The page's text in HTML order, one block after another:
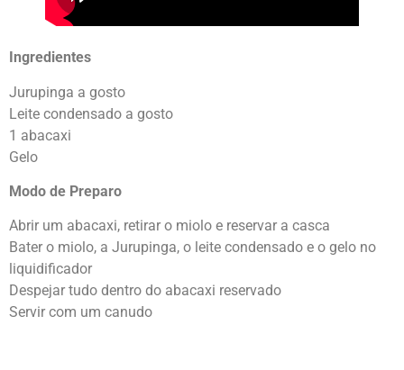
Ingredientes
Jurupinga a gosto
Leite condensado a gosto
1 abacaxi
Gelo
Modo de Preparo
Abrir um abacaxi, retirar o miolo e reservar a casca
Bater o miolo, a Jurupinga, o leite condensado e o gelo no
liquidificador
Despejar tudo dentro do abacaxi reservado
Servir com um canudo